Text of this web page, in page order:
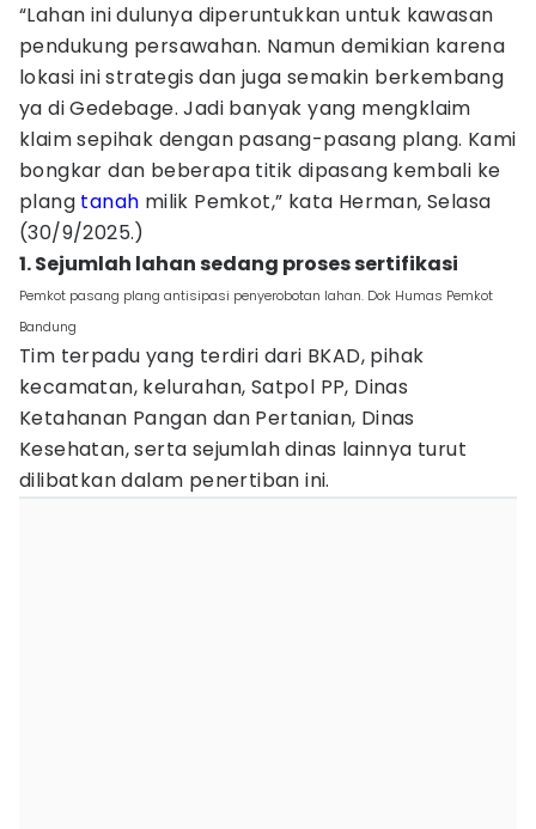
“Lahan ini dulunya diperuntukkan untuk kawasan
pendukung persawahan. Namun demikian karena
lokasi ini strategis dan juga semakin berkembang
ya di Gedebage. Jadi banyak yang mengklaim
klaim sepihak dengan pasang-pasang plang. Kami
bongkar dan beberapa titik dipasang kembali ke
plang tanah milik Pemkot,” kata Herman, Selasa
(30/9/2025.)
1. Sejumlah lahan sedang proses sertifikasi
Pemkot pasang plang antisipasi penyerobotan lahan. Dok Humas Pemkot
Bandung
Tim terpadu yang terdiri dari BKAD, pihak
kecamatan, kelurahan, Satpol PP, Dinas
Ketahanan Pangan dan Pertanian, Dinas
Kesehatan, serta sejumlah dinas lainnya turut
dilibatkan dalam penertiban ini.